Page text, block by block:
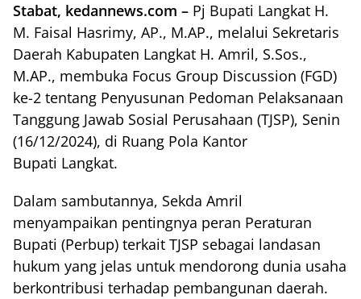
Stabat, kedannews.com – Pj Bupati Langkat H.
M. Faisal Hasrimy, AP., M.AP., melalui Sekretaris
Daerah Kabupaten Langkat H. Amril, S.Sos.,
M.AP., membuka Focus Group Discussion (FGD)
ke-2 tentang Penyusunan Pedoman Pelaksanaan
Tanggung Jawab Sosial Perusahaan (TJSP), Senin
(16/12/2024), di Ruang Pola Kantor
Bupati Langkat.
Dalam sambutannya, Sekda Amril
menyampaikan pentingnya peran Peraturan
Bupati (Perbup) terkait TJSP sebagai landasan
hukum yang jelas untuk mendorong dunia usaha
berkontribusi terhadap pembangunan daerah.